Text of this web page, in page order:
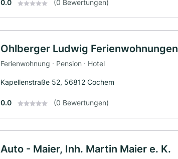
0.0 (0 Bewertungen)
Ohlberger Ludwig Ferienwohnungen
Ferienwohnung · Pension · Hotel
Kapellenstraße 52, 56812 Cochem
0.0 (0 Bewertungen)
Auto - Maier, Inh. Martin Maier e. K.